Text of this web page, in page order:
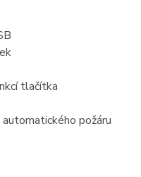
tlačítka
požáru